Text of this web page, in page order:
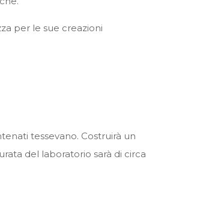
per le sue creazioni
tessevano. Costruirà un
del laboratorio sarà di circa